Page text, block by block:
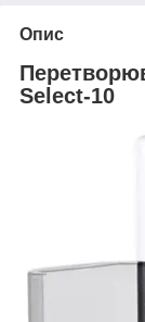
Опис
Select-10